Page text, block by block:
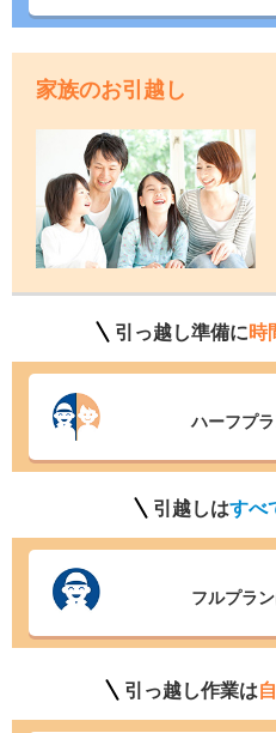
家族のお引越し
引っ越し準備に時
ハーフプ
引越しはすべ
フルプラ
引っ越し作業は